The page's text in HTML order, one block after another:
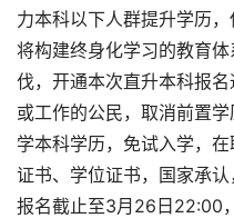
力本科以下人群提升学历，
将构建终身化学习的教育
伐，开通本次直升本科报
或工作的公民，取消前置
学本科学历，免试入学，
证书、学位证书，国家承认
报名截止至3月26日22:00